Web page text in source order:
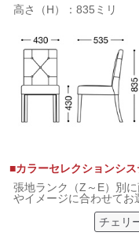
高さ（H）：835ミリ
■カラーセレクションシス
張地ランク（Z～E）別
やイメージに合わせてお
チェリ